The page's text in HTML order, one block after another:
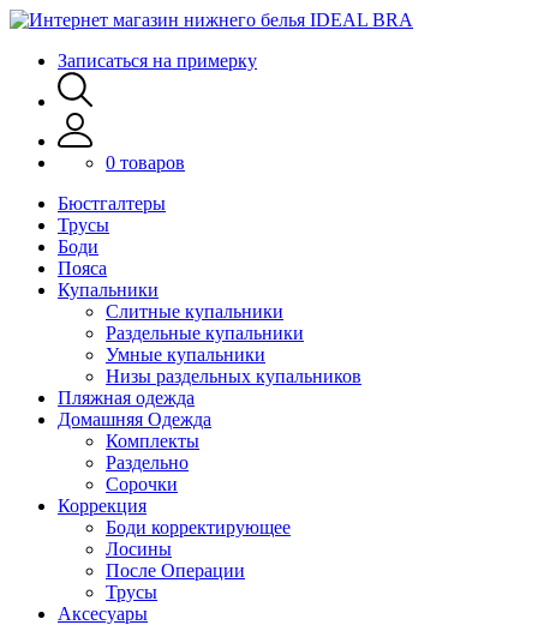
Записаться на примерку
0 товаров
Бюстгалтеры
Трусы
Боди
Пояса
Купальники
Слитные купальники
Раздельные купальники
Умные купальники
Низы раздельных купальников
Пляжная одежда
Домашняя Одежда
Комплекты
Раздельно
Сорочки
Коррекция
Боди корректирующее
Лосины
После Операции
Трусы
Аксесуары